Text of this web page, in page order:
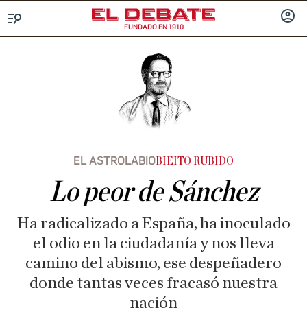
FUNDADO EN 1910
EL ASTROLABIO BIEITO RUBIDO
Lo peor de Sánchez
Ha radicalizado a España, ha inoculado
el odio en la ciudadanía y nos lleva
camino del abismo, ese despeñadero
donde tantas veces fracasó nuestra
nación